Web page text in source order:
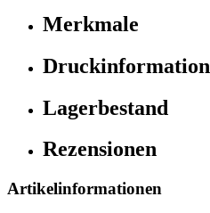
Merkmale
Druckinformation
Lagerbestand
Rezensionen
Artikelinformationen